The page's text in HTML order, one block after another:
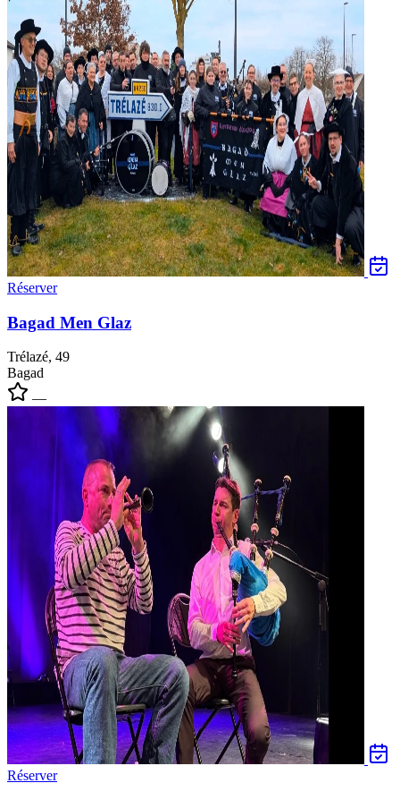
Réserver
Bagad Men Glaz
Trélazé, 49
Bagad
—
Réserver